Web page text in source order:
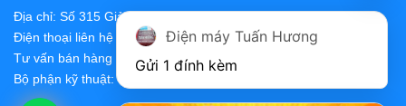
Địa chỉ: Số 315 Giảng Võ, Ba Đình, Hà Nội
Điện thoại liên hệ các bộ phận:
Tư vấn bán hàng 2: 0868228637
Bộ phận kỹ thuật: 0978 319 375
Điện máy Tuấn Hương
Gửi 1 đính kèm